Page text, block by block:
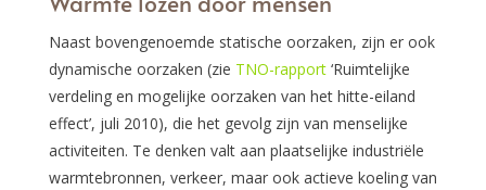
Naast bovengenoemde statische oorzaken, zijn er ook
dynamische oorzaken (zie TNO-rapport‘Ruimtelijke
verdeling en mogelijke oorzaken van het hitte-eiland
effect’, juli 2010), die het gevolg zijn van menselijke
activiteiten. Te denken valt aan plaatselijke industriële
warmtebronnen, verkeer, maar ook actieve koeling van